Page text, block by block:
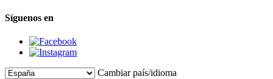
Síguenos en
Cambiar país/idioma